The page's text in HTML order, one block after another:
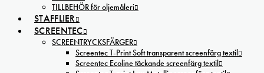
TILLBEHÖR för oljemåleri
STAFFLIER
SCREENTEC
SCREENTRYCKSFÄRGER
Screentec T-Print Soft transparent screenfärg textil
Screentec Ecoline täckande screenfärg textil